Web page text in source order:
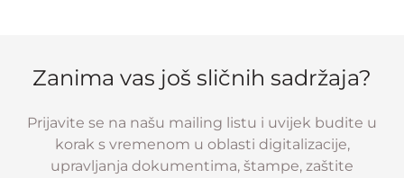
Zanima vas još sličnih sadržaja?
Prijavite se na našu mailing listu i uvijek budite u
korak s vremenom u oblasti digitalizacije,
upravljanja dokumentima, štampe, zaštite